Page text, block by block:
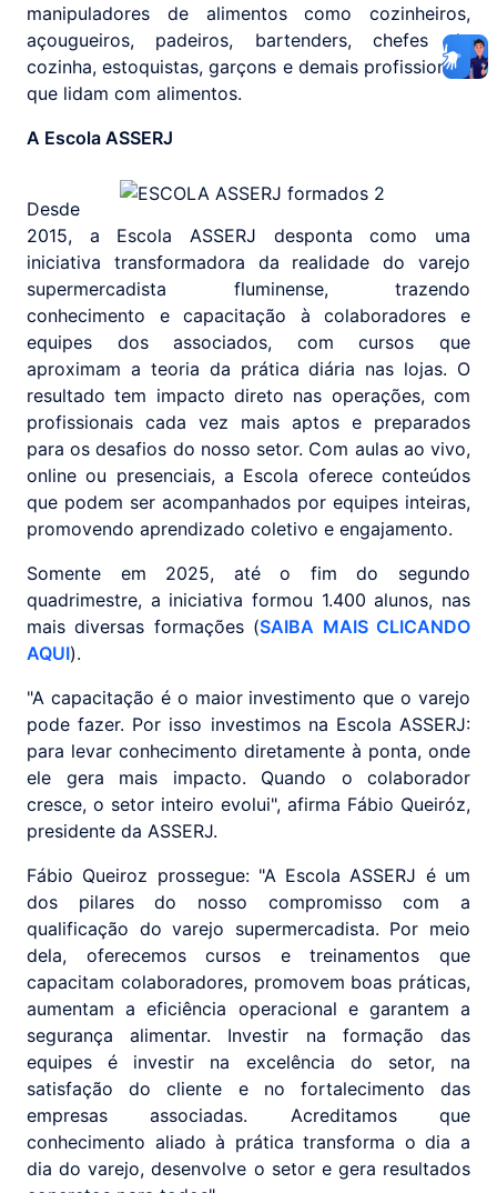
manipuladores de alimentos como cozinheiros,
açougueiros, padeiros, bartenders, chefes de
cozinha, estoquistas, garçons e demais profissionais
que lidam com alimentos.
A Escola ASSERJ
Desde
2015, a Escola ASSERJ desponta como uma
iniciativa transformadora da realidade do varejo
supermercadista fluminense, trazendo
conhecimento e capacitação à colaboradores e
equipes dos associados, com cursos que
aproximam a teoria da prática diária nas lojas. O
resultado tem impacto direto nas operações, com
profissionais cada vez mais aptos e preparados
para os desafios do nosso setor. Com aulas ao vivo,
online ou presenciais, a Escola oferece conteúdos
que podem ser acompanhados por equipes inteiras,
promovendo aprendizado coletivo e engajamento.
Somente em 2025, até o fim do segundo
quadrimestre, a iniciativa formou 1.400 alunos, nas
mais diversas formações (SAIBA MAIS CLICANDO
AQUI).
"A capacitação é o maior investimento que o varejo
pode fazer. Por isso investimos na Escola ASSERJ:
para levar conhecimento diretamente à ponta, onde
ele gera mais impacto. Quando o colaborador
cresce, o setor inteiro evolui", afirma Fábio Queiróz,
presidente da ASSERJ.
Fábio Queiroz prossegue: "A Escola ASSERJ é um
dos pilares do nosso compromisso com a
qualificação do varejo supermercadista. Por meio
dela, oferecemos cursos e treinamentos que
capacitam colaboradores, promovem boas práticas,
aumentam a eficiência operacional e garantem a
segurança alimentar. Investir na formação das
equipes é investir na excelência do setor, na
satisfação do cliente e no fortalecimento das
empresas associadas. Acreditamos que
conhecimento aliado à prática transforma o dia a
dia do varejo, desenvolve o setor e gera resultados